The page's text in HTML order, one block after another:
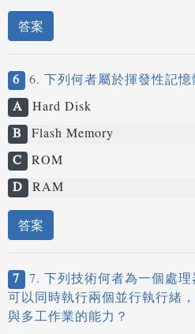
答案
6 6. 下列何者屬於揮發性記憶
A Hard Disk
B Flash Memory
C ROM
D RAM
答案
7 7. 下列技術何者為一個處
可以同時執行兩個並行執行緒
與多工作業的能力？